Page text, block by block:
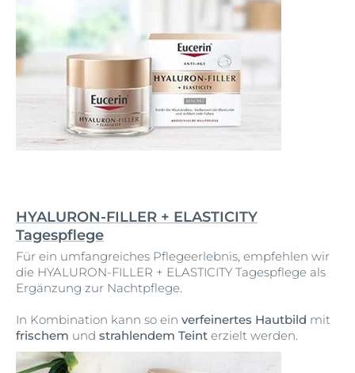
HYALURON-FILLER + ELASTICITY
Tagespflege
Für ein umfangreiches Pflegeerlebnis, empfehlen wir
die HYALURON-FILLER + ELASTICITY Tagespflege als
Ergänzung zur Nachtpflege.
In Kombination kann so ein verfeinertes Hautbild mit
frischem und strahlendem Teint erzielt werden.